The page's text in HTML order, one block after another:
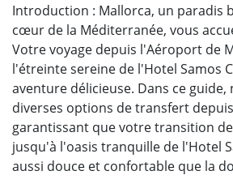
Introduction : Mallorca, un paradis
cœur de la Méditerranée, vous
Votre voyage depuis l'Aéroport de
l'étreinte sereine de l'Hotel Samos
aventure délicieuse. Dans ce
diverses options de transfert
garantissant que votre transition
jusqu'à l'oasis tranquille de l'Hotel
aussi douce et confortable que la